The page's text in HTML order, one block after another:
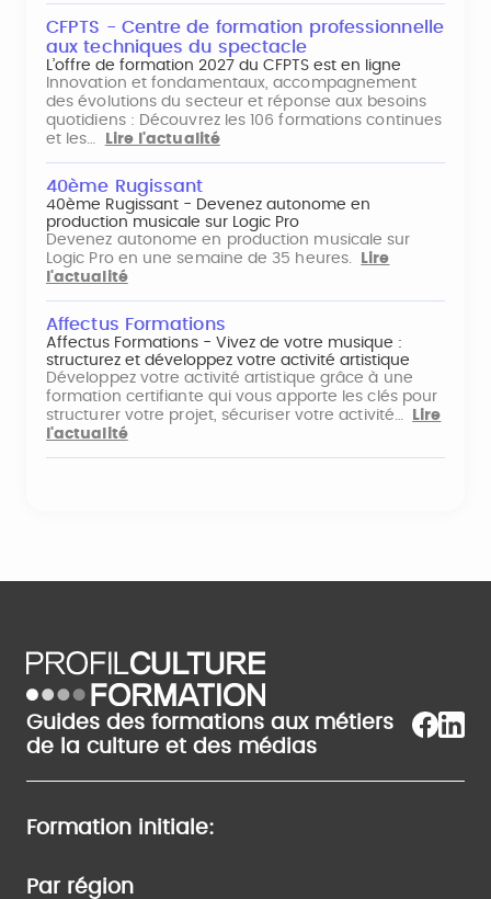
CFPTS - Centre de formation professionnelle
aux techniques du spectacle
L’offre de formation 2027 du CFPTS est en ligne
Innovation et fondamentaux, accompagnement
des évolutions du secteur et réponse aux besoins
quotidiens : Découvrez les 106 formations continues
et les…
Lire l'actualité
40ème Rugissant
40ème Rugissant - Devenez autonome en
production musicale sur Logic Pro
Devenez autonome en production musicale sur
Logic Pro en une semaine de 35 heures.
Lire
l'actualité
Affectus Formations
Affectus Formations - Vivez de votre musique :
structurez et développez votre activité artistique
Développez votre activité artistique grâce à une
formation certifiante qui vous apporte les clés pour
structurer votre projet, sécuriser votre activité…
Lire
l'actualité
Guides des formations aux métiers
de la culture et des médias
Formation initiale:
Par région